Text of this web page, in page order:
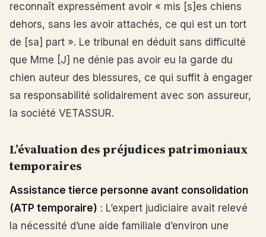
reconnaît expressément avoir « mis [s]es chiens
dehors, sans les avoir attachés, ce qui est un tort
de [sa] part ». Le tribunal en déduit sans difficulté
que Mme [J] ne dénie pas avoir eu la garde du
chien auteur des blessures, ce qui suffit à engager
sa responsabilité solidairement avec son assureur,
la société VETASSUR.
L’évaluation des préjudices patrimoniaux
temporaires
Assistance tierce personne avant consolidation
(ATP temporaire) : L’expert judiciaire avait relevé
la nécessité d’une aide familiale d’environ une